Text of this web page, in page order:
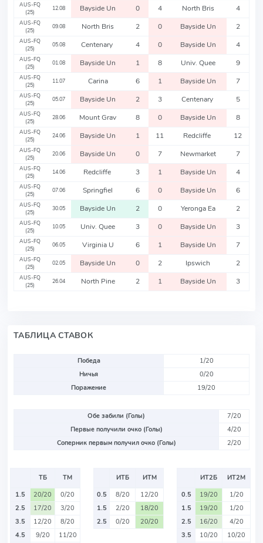
AUS-FQ
(25)
12.08 Bayside Un 0 4 North Bris 4
AUS-FQ
(25)
09.08 North Bris 2 0 Bayside Un 2
AUS-FQ
(25)
05.08 Centenary 4 0 Bayside Un 4
AUS-FQ
(25)
01.08 Bayside Un 1 8 Univ. Quee 9
AUS-FQ
(25)
11.07 Carina 6 1 Bayside Un 7
AUS-FQ
(25)
05.07 Bayside Un 2 3 Centenary 5
AUS-FQ
(25)
28.06 Mount Grav 8 0 Bayside Un 8
AUS-FQ
(25)
24.06 Bayside Un 1 11 Redcliffe 12
AUS-FQ
(25)
20.06 Bayside Un 0 7 Newmarket 7
AUS-FQ
(25)
14.06 Redcliffe 3 1 Bayside Un 4
AUS-FQ
(25)
07.06 Springfiel 6 0 Bayside Un 6
AUS-FQ
(25)
30.05 Bayside Un 2 0 Yeronga Ea 2
AUS-FQ
(25)
10.05 Univ. Quee 3 0 Bayside Un 3
AUS-FQ
(25)
06.05 Virginia U 6 1 Bayside Un 7
AUS-FQ
(25)
02.05 Bayside Un 0 2 Ipswich 2
AUS-FQ
(25)
26.04 North Pine 2 1 Bayside Un 3
ТАБЛИЦА СТАВОК
Победа
1/20
Ничья
0/20
Поражение
19/20
Обе забили (Голы)
7/20
Первые получили очко (Голы)
4/20
Соперник первым получил очко (Голы)
2/20
ТБ
ТМ
1.5
20/20
0/20
2.5
17/20
3/20
3.5
12/20
8/20
4.5
9/20
11/20
ИТБ
ИТМ
0.5
8/20
12/20
1.5
2/20
18/20
2.5
0/20 20/20
ИТ2Б
ИТ2М
0.5
19/20
1/20
1.5
19/20
1/20
2.5
16/20
4/20
3.5
10/20
10/20